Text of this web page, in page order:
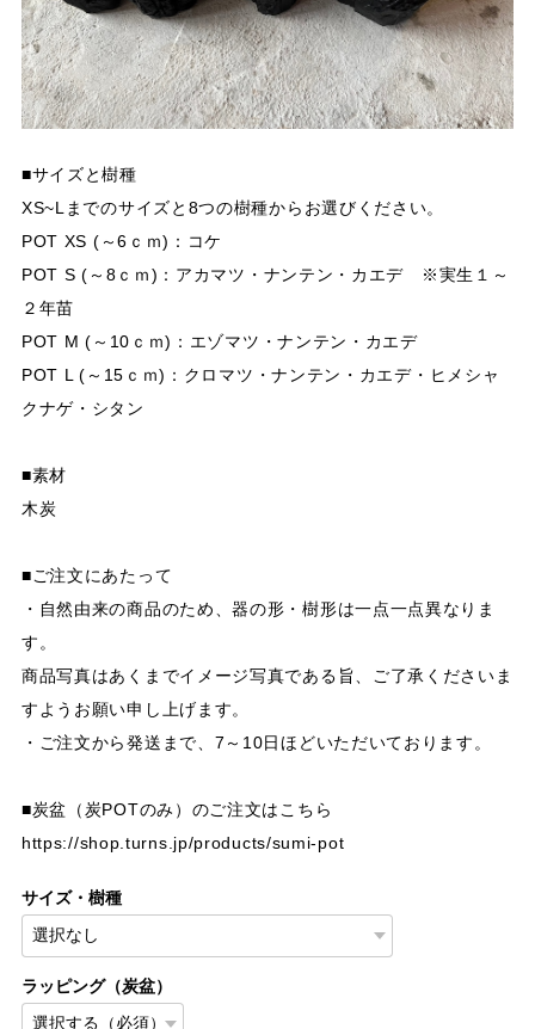
■サイズと樹種
XS~Lまでのサイズと8つの樹種からお選びください。
POT XS (～6ｃｍ)：コケ
POT S (～8ｃｍ)：アカマツ・ナンテン・カエデ ※実生１～
２年苗
POT M (～10ｃｍ)：エゾマツ・ナンテン・カエデ
POT L (～15ｃｍ)：クロマツ・ナンテン・カエデ・ヒメシャ
クナゲ・シタン
■素材
木炭
■ご注文にあたって
・自然由来の商品のため、器の形・樹形は一点一点異なりま
す。
商品写真はあくまでイメージ写真である旨、ご了承くださいま
すようお願い申し上げます。
・ご注文から発送まで、7～10日ほどいただいております。
■炭盆（炭POTのみ）のご注文はこちら
https://shop.turns.jp/products/sumi-pot
サイズ・樹種
ラッピング（炭盆）